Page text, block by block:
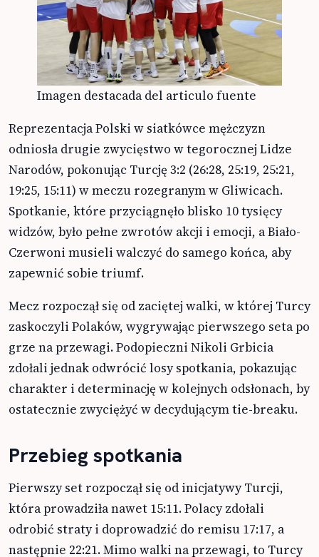
Imagen destacada del articulo fuente
Reprezentacja Polski w siatkówce mężczyzn
odniosła drugie zwycięstwo w tegorocznej Lidze
Narodów, pokonując Turcję 3:2 (26:28, 25:19, 25:21,
19:25, 15:11) w meczu rozegranym w Gliwicach.
Spotkanie, które przyciągnęło blisko 10 tysięcy
widzów, było pełne zwrotów akcji i emocji, a Biało-
Czerwoni musieli walczyć do samego końca, aby
zapewnić sobie triumf.
Mecz rozpoczął się od zaciętej walki, w której Turcy
zaskoczyli Polaków, wygrywając pierwszego seta po
grze na przewagi. Podopieczni Nikoli Grbicia
zdołali jednak odwrócić losy spotkania, pokazując
charakter i determinację w kolejnych odsłonach, by
ostatecznie zwyciężyć w decydującym tie-breaku.
Przebieg spotkania
Pierwszy set rozpoczął się od inicjatywy Turcji,
która prowadziła nawet 15:11. Polacy zdołali
odrobić straty i doprowadzić do remisu 17:17, a
następnie 22:21. Mimo walki na przewagi, to Turcy